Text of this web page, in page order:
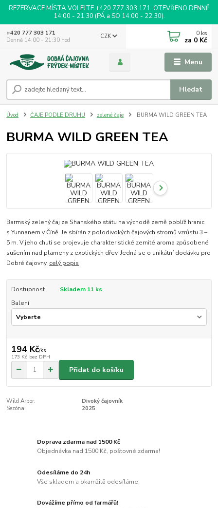
REZERVACE MÍSTA VOLEJTE +420 777 303 171. OTEVŘENO DENNĚ
14:00 - 21:30 (PÁ a SO 14:00 - 22:30).
Menu
CZK
Hledat
+420 777 303 171
Denně 14:00 - 21:30 hod
0 ks
za 0 Kč
Úvod ČAJE PODLE DRUHU zelené čaje BURMA WILD GREEN TEA
BURMA WILD GREEN TEA
Barmský zelený čaj ze Shanského státu na východě země poblíž hranic
s Yunnanem v Číně. Je sbírán z polodivokých čajových stromů vzrůstu 3 –
5 m. V jeho chuti se projevuje charakteristické zemité aroma způsobené
sušením nad plameny z exotických dřev. Jedná se o unikátní dodávku pro
Dobré čajovny. celý popis
Dostupnost
Skladem 11 ks
Balení
194 Kč/ks
173 Kč bez DPH
Přidat do košíku
Wild Arbor:
Divoký čajovník
Sezóna:
2025
Doprava zdarma nad 1500 Kč
Objednávka nad 1500 Kč, poštovné zdarma!
Odesíláme do 24h
Vše skladem a okamžitě odesíláme.
Dovážíme přímo od farmářů!